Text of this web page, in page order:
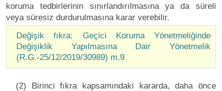
koruma tedbirlerinin sınırlandırılmasına ya da süreli
veya süresiz durdurulmasına karar verebilir.
Değişik fıkra: Geçici Koruma Yönetmeliğinde
Değişiklik Yapılmasına Dair Yönetmelik
(R.G.-25/12/2019/30989) m.9
(2) Birinci fıkra kapsamındaki kararda, daha önce